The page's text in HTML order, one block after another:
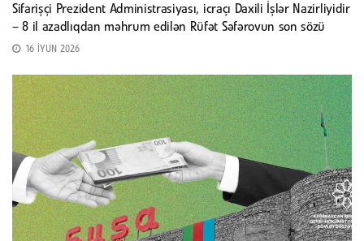
Sifarişçi Prezident Administrasiyası, icraçı Daxili İşlər Nazirliyidir
– 8 il azadlıqdan məhrum edilən Rüfət Səfərovun son sözü
16 İYUN 2026